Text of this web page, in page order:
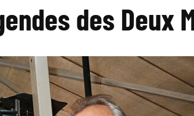
des Deux